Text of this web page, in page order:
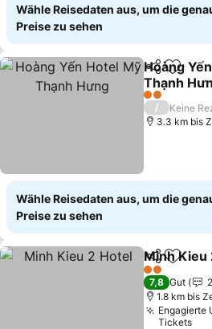
Wähle Reisedaten aus, um die
Preise zu sehen
TeilenZu
Hoàng
Thạnh
Preise sehen
2 Sterne
/
Keine
3.3 km bis
Wähle Reisedaten aus, um die
Preise zu sehen
TeilenZu
Minh Kieu
2 Sterne
7,8 Gut
1.8 km bis
Engagierte
Tickets